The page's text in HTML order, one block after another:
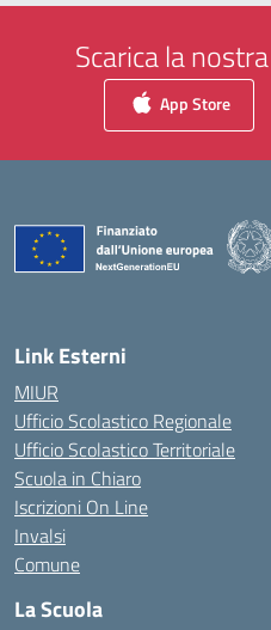
Scarica la
App Store
Link Esterni
MIUR
Ufficio Scolastico Regionale
Ufficio Scolastico Territoriale
Scuola in Chiaro
Iscrizioni On Line
Invalsi
Comune
La Scuola